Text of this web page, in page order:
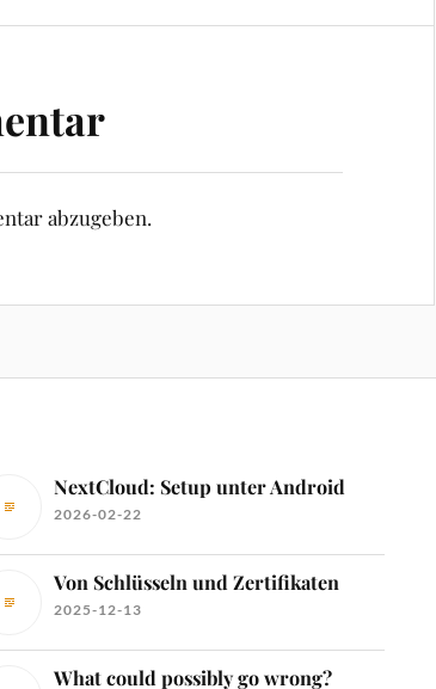
abzugeben.
NextCloud: Setup unter Android
2026-02-22
Von Schlüsseln und Zertifikaten
2025-12-13
What could possibly go wrong?